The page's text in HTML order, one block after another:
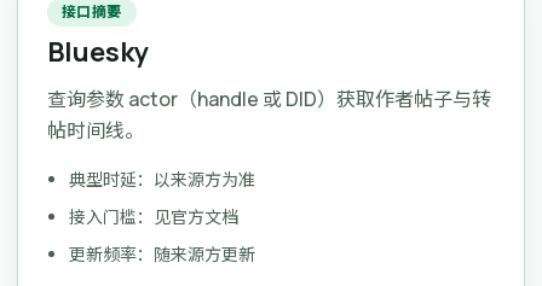
接口摘要
Bluesky
查询参数 actor（handle 或 DID）获取作者帖子与转
帖时间线。
典型时延：以来源方为准
接入门槛：见官方文档
更新频率：随来源方更新